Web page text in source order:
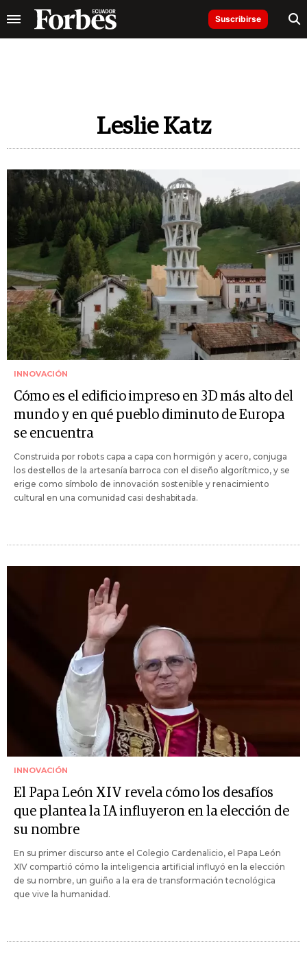
Suscribirse
Leslie Katz
INNOVACIÓN
Cómo es el edificio impreso en 3D más alto del
mundo y en qué pueblo diminuto de Europa
se encuentra
Construida por robots capa a capa con hormigón y acero, conjuga
los destellos de la artesanía barroca con el diseño algorítmico, y se
erige como símbolo de innovación sostenible y renacimiento
cultural en una comunidad casi deshabitada.
INNOVACIÓN
El Papa León XIV revela cómo los desafíos
que plantea la IA influyeron en la elección de
su nombre
En su primer discurso ante el Colegio Cardenalicio, el Papa León
XIV compartió cómo la inteligencia artificial influyó en la elección
de su nombre, un guiño a la era de transformación tecnológica
que vive la humanidad.